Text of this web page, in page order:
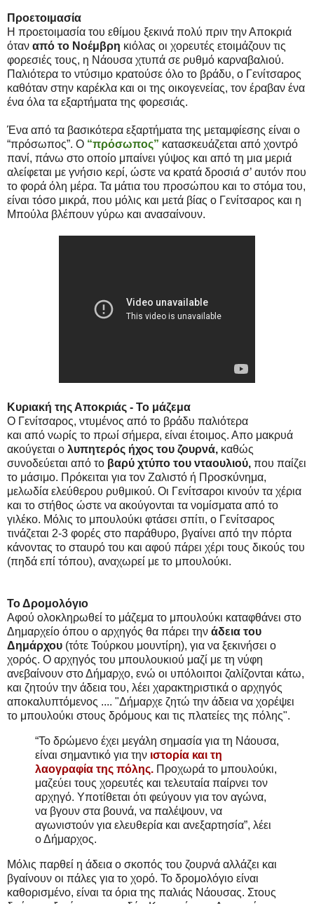
Προετοιμασία
Η προετοιμασία του εθίμου ξεκινά πολύ πριν την Αποκριά
όταν από το Νοέμβρη κιόλας οι χορευτές ετοιμάζουν τις
φορεσιές τους, η Νάουσα χτυπά σε ρυθμό καρναβαλιού.
Παλιότερα το ντύσιμο κρατούσε όλο το βράδυ, ο Γενίτσαρος
καθόταν στην καρέκλα και οι της οικογενείας, τον έραβαν ένα
ένα όλα τα εξαρτήματα της φορεσιάς.
Ένα από τα βασικότερα εξαρτήματα της μεταμφίεσης είναι ο
“πρόσωπος”. Ο “πρόσωπος” κατασκευάζεται από χοντρό
πανί, πάνω στο οποίο μπαίνει γύψος και από τη μια μεριά
αλείφεται με γνήσιο κερί, ώστε να κρατά δροσιά σ’ αυτόν που
το φορά όλη μέρα. Τα μάτια του προσώπου και το στόμα του,
είναι τόσο μικρά, που μόλις και μετά βίας ο Γενίτσαρος και η
Μπούλα βλέπουν γύρω και ανασαίνουν.
Κυριακή της Αποκριάς - Το μάζεμα
Ο Γενίτσαρος, ντυμένος από το βράδυ παλιότερα
και από νωρίς το πρωί σήμερα, είναι έτοιμος. Απο μακρυά
ακούγεται ο λυπητερός ήχος του ζουρνά, καθώς
συνοδεύεται από το βαρύ χτύπο του νταουλιού, που παίζει
το μάσιμο. Πρόκειται για τον Ζαλιστό ή Προσκύνημα,
μελωδία ελεύθερου ρυθμικού. Οι Γενίτσαροι κινούν τα χέρια
και το στήθος ώστε να ακούγονται τα νομίσματα από το
γιλέκο. Μόλις το μπουλούκι φτάσει σπίτι, ο Γενίτσαρος
τινάζεται 2-3 φορές στο παράθυρο, βγαίνει από την πόρτα
κάνοντας το σταυρό του και αφού πάρει χέρι τους δικούς του
(πηδά επί τόπου), αναχωρεί με το μπουλούκι.
Το Δρομολόγιο
Αφού ολοκληρωθεί το μάζεμα το μπουλούκι καταφθάνει στο
Δημαρχείο όπου ο αρχηγός θα πάρει την άδεια του
Δημάρχου (τότε Τούρκου μουντίρη), για να ξεκινήσει ο
χορός. Ο αρχηγός του μπουλουκιού μαζί με τη νύφη
ανεβαίνουν στο Δήμαρχο, ενώ οι υπόλοιποι ζαλίζονται κάτω,
και ζητούν την άδεια του, λέει χαρακτηριστικά ο αρχηγός
αποκαλυπτόμενος .... "Δήμαρχε ζητώ την άδεια να χορέψει
το μπουλούκι στους δρόμους και τις πλατείες της πόλης".
“Το δρώμενο έχει μεγάλη σημασία για τη Νάουσα,
είναι σημαντικό για την ιστορία και τη
λαογραφία της πόλης. Προχωρά το μπουλούκι,
μαζεύει τους χορευτές και τελευταία παίρνει τον
αρχηγό. Υποτίθεται ότι φεύγουν για τον αγώνα,
να βγουν στα βουνά, να παλέψουν, να
αγωνιστούν για ελευθερία και ανεξαρτησία”, λέει
ο Δήμαρχος.
Μόλις παρθεί η άδεια ο σκοπός του ζουρνά αλλάζει και
βγαίνουν οι πάλες για το χορό. Το δρομολόγιο είναι
καθορισμένο, είναι τα όρια της παλιάς Νάουσας. Στους